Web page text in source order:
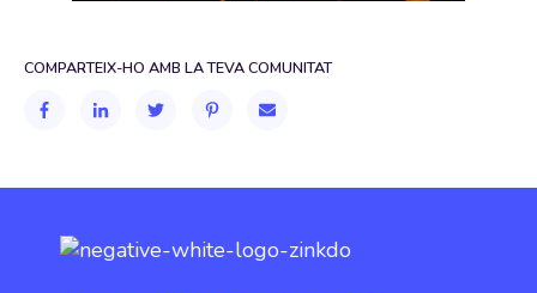
COMPARTEIX-HO AMB LA TEVA COMUNITAT